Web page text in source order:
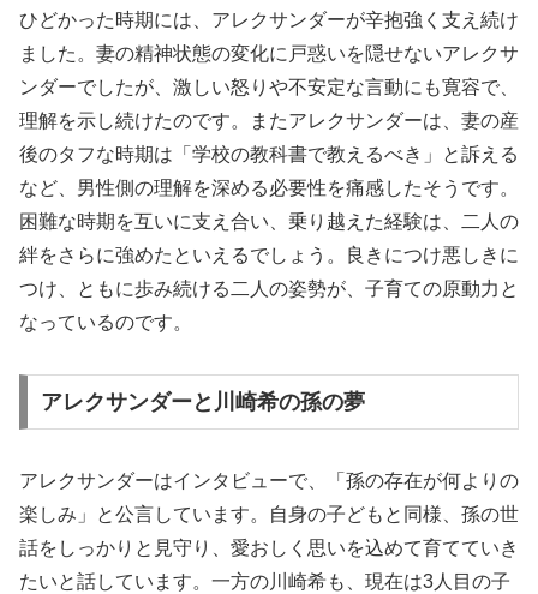
ひどかった時期には、アレクサンダーが辛抱強く支え続け
ました。妻の精神状態の変化に戸惑いを隠せないアレクサ
ンダーでしたが、激しい怒りや不安定な言動にも寛容で、
理解を示し続けたのです。またアレクサンダーは、妻の産
後のタフな時期は「学校の教科書で教えるべき」と訴える
など、男性側の理解を深める必要性を痛感したそうです。
困難な時期を互いに支え合い、乗り越えた経験は、二人の
絆をさらに強めたといえるでしょう。良きにつけ悪しきに
つけ、ともに歩み続ける二人の姿勢が、子育ての原動力と
なっているのです。
アレクサンダーと川崎希の孫の夢
アレクサンダーはインタビューで、「孫の存在が何よりの
楽しみ」と公言しています。自身の子どもと同様、孫の世
話をしっかりと見守り、愛おしく思いを込めて育てていき
たいと話しています。一方の川崎希も、現在は3人目の子